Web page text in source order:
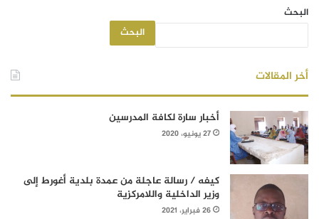
البحث
البحث
أخر المقالات
أخبار سارة لكافة المدرسين
27 يونيو، 2020
كيفه / رسالة عاجلة من عمدة بلدية أغورط إلى
وزير الداخلية واللامركزية
26 فبراير، 2021